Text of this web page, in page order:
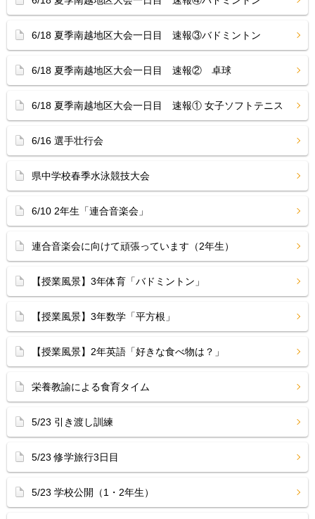
6/18 夏季南越地区大会一日目 速報③バドミントン
6/18 夏季南越地区大会一日目 速報② 卓球
6/18 夏季南越地区大会一日目 速報① 女子ソフトテニス
6/16 選手壮行会
県中学校春季水泳競技大会
6/10 2年生「連合音楽会」
連合音楽会に向けて頑張っています（2年生）
【授業風景】3年体育「バドミントン」
【授業風景】3年数学「平方根」
【授業風景】2年英語「好きな食べ物は？」
栄養教諭による食育タイム
5/23 引き渡し訓練
5/23 修学旅行3日目
5/23 学校公開（1・2年生）